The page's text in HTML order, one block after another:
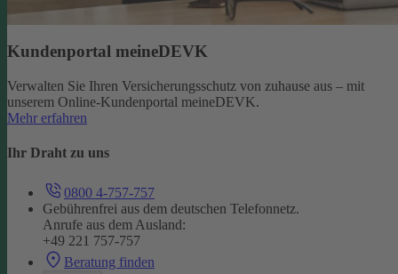
Kundenportal meineDEVK
Verwalten Sie Ihren Versicherungsschutz von zuhause aus – mit
unserem Online-Kundenportal meineDEVK.
Mehr erfahren
Ihr Draht zu uns
0800 4-757-757
Gebührenfrei aus dem deutschen Telefonnetz.
Anrufe aus dem Ausland:
+49 221 757-757
Beratung finden